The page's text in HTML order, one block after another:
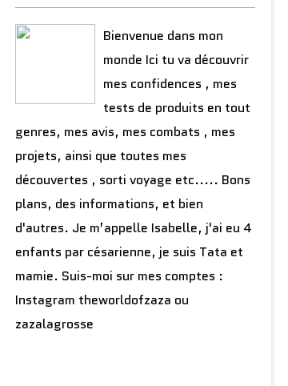
Bienvenue dans mon
monde Ici tu va découvrir
mes confidences , mes
tests de produits en tout
genres, mes avis, mes combats , mes
projets, ainsi que toutes mes
découvertes , sorti voyage etc..... Bons
plans, des informations, et bien
d'autres. Je m’appelle Isabelle, j'ai eu 4
enfants par césarienne, je suis Tata et
mamie. Suis-moi sur mes comptes :
Instagram theworldofzaza ou
zazalagrosse